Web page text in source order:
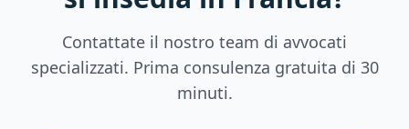
Contattate il nostro team di avvocati
specializzati. Prima consulenza gratuita di 30
minuti.